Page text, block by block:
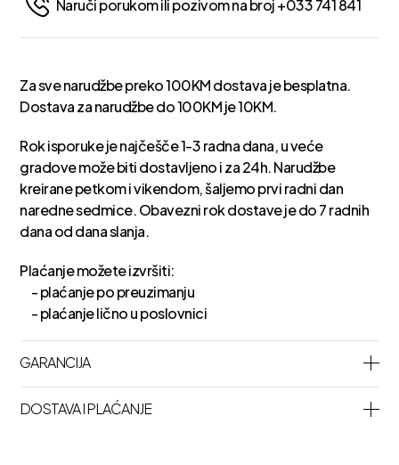
Naruči porukom ili pozivom na broj +033 741 841
Za sve narudžbe preko 100KM dostava je besplatna.
Dostava za narudžbe do 100KM je 10KM.
Rok isporuke je najčešče 1-3 radna dana, u veće
gradove može biti dostavljeno i za 24h. Narudžbe
kreirane petkom i vikendom, šaljemo prvi radni dan
naredne sedmice. Obavezni rok dostave je do 7 radnih
dana od dana slanja.
Plaćanje možete izvršiti:
- plaćanje po preuzimanju
- plaćanje lično u poslovnici
GARANCIJA
DOSTAVA I PLAĆANJE